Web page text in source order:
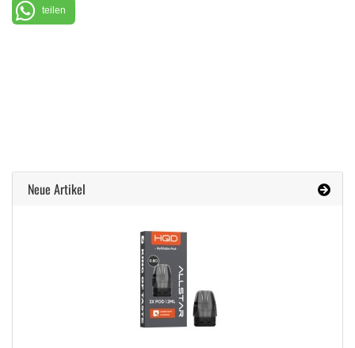
teilen
Neue Artikel